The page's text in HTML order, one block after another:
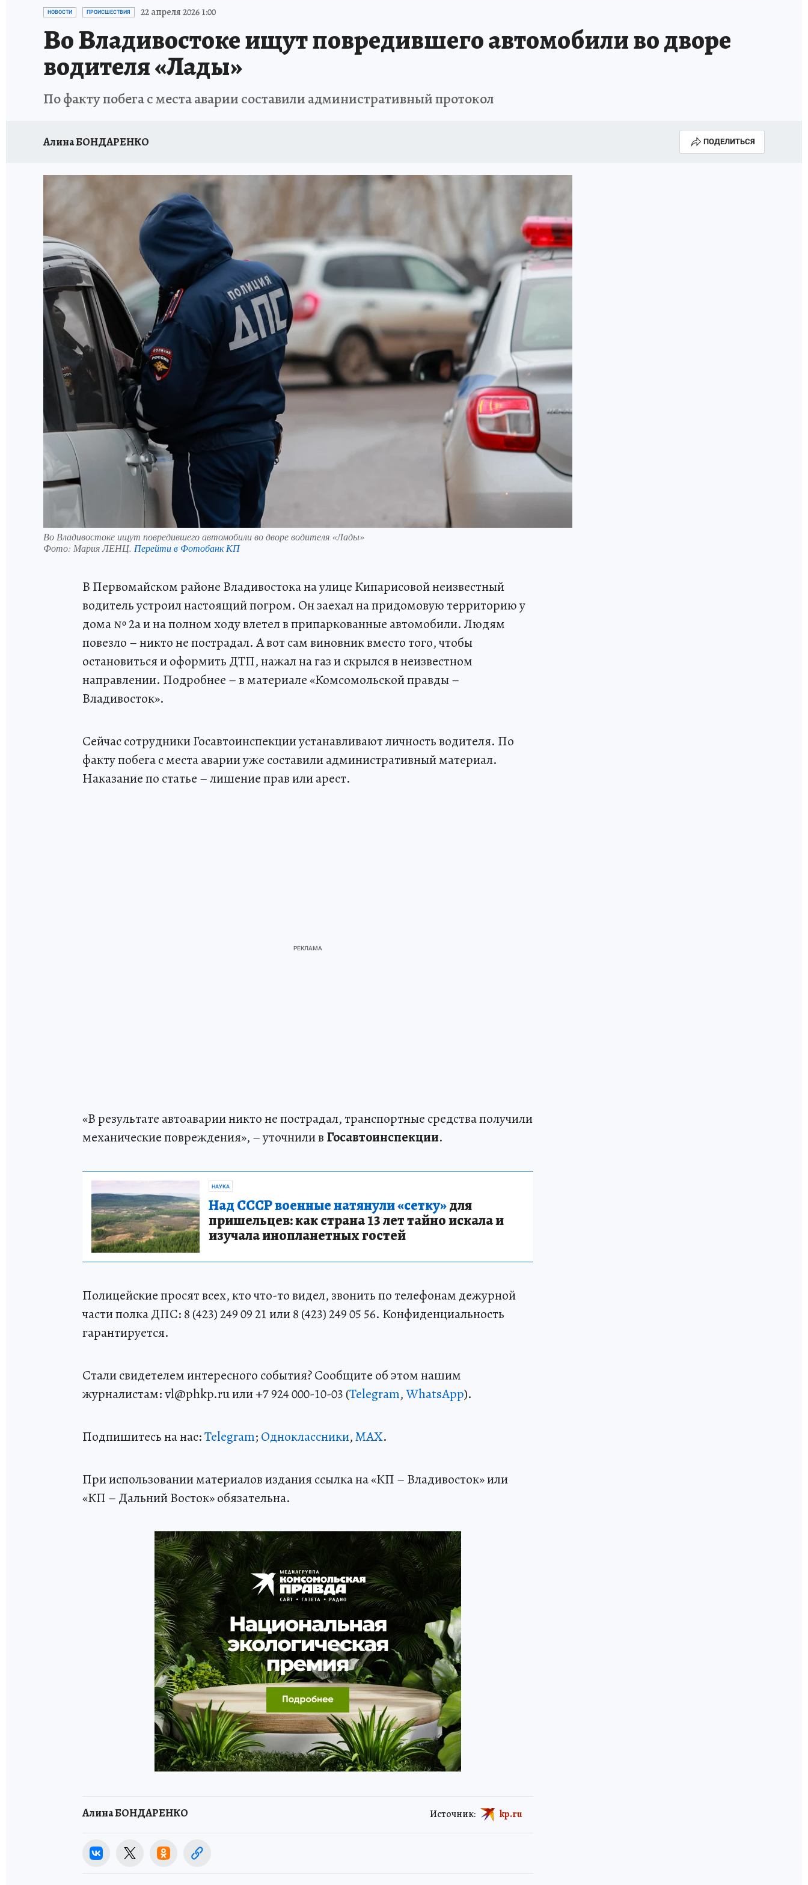
ДЕНЬ ПОБЕДЫ ВО ВЛАДИВОСТОКЕ 2026
АНТИРАК СТРАНИЦЫ ИСТОРИИ ДАЛЬНЕГО ВОСТОКА АФИША МОЙ ЛЮБИМЫЙ УЧИТЕЛЬ – 2024 ИСПЫТАНО НА СЕБЕ
НОВОСТИ ПРОИСШЕСТВИЯ 22 апреля 2026 1:00
Во Владивостоке ищут повредившего автомобили во дворе
водителя «Лады»
По факту побега с места аварии составили административный протокол
Алина БОНДАРЕНКО ПОДЕЛИТЬСЯ
Во Владивостоке ищут повредившего автомобили во дворе водителя «Лады»
Фото: Мария ЛЕНЦ. Перейти в Фотобанк КП
В Первомайском районе Владивостока на улице Кипарисовой неизвестный
водитель устроил настоящий погром. Он заехал на придомовую территорию у
дома № 2а и на полном ходу влетел в припаркованные автомобили. Людям
повезло – никто не пострадал. А вот сам виновник вместо того, чтобы
остановиться и оформить ДТП, нажал на газ и скрылся в неизвестном
направлении. Подробнее – в материале «Комсомольской правды –
Владивосток».
Сейчас сотрудники Госавтоинспекции устанавливают личность водителя. По
факту побега с места аварии уже составили административный материал.
Наказание по статье – лишение прав или арест.
«В результате автоаварии никто не пострадал, транспортные средства получили
механические повреждения», – уточнили в Госавтоинспекции.
НАУКА
Над СССР военные натянули «сетку»для
пришельцев: как страна 13 лет тайно искала и
изучала инопланетных гостей
Полицейские просят всех, кто что-то видел, звонить по телефонам дежурной
части полка ДПС: 8 (423) 249 09 21 или 8 (423) 249 05 56. Конфиденциальность
гарантируется.
Стали свидетелем интересного события? Сообщите об этом нашим
журналистам: vl@phkp.ru или +7 924 000-10-03 (Telegram,WhatsApp).
Подпишитесь на нас:Telegram; Одноклассники,MAX.
При использовании материалов издания ссылка на «КП – Владивосток» или
«КП – Дальний Восток» обязательна.
Алина БОНДАРЕНКО Источник: kp.ru